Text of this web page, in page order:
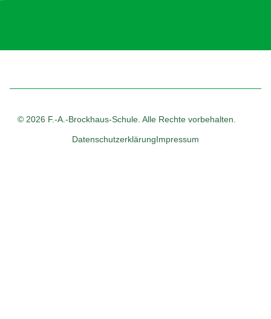
© 2026 F.-A.-Brockhaus-Schule. Alle Rechte vorbehalten.
DatenschutzerklärungImpressum